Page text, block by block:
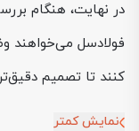
در نهایت، هنگام
فولادسل می‌خواهند
کنند تا تصمیم
نمایش کمتر